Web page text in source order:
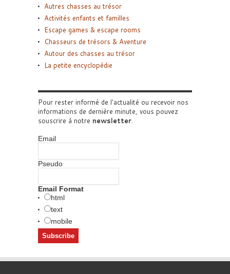
Autres chasses au trésor
Activités enfants et familles
Escape games & escape rooms
Chasseurs de trésors & Aventure
Autour des chasses au trésor
La petite encyclopédie
Pour rester informé de l'actualité ou recevoir nos
informations de dernière minute, vous pouvez
souscrire à notre newsletter.
Email
Pseudo
Email Format
html
text
mobile